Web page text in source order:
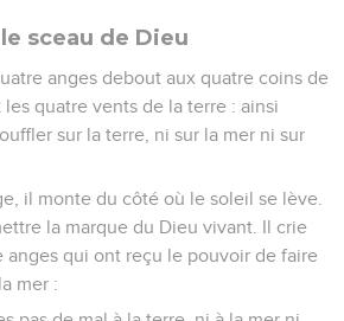
sceau de Dieu
anges debout aux quatre coins de
quatre vents de la terre : ainsi
sur la terre, ni sur la mer ni sur
il monte du côté où le soleil se lève.
la marque du Dieu vivant. Il crie
anges qui ont reçu le pouvoir de faire
mer :